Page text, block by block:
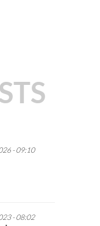
- 09:10
- 08:02